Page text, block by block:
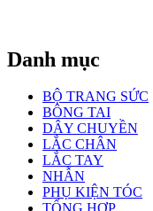
Danh mục
BỘ TRANG SỨC
BÔNG TAI
DÂY CHUYỀN
LẮC CHÂN
LẮC TAY
NHẪN
PHỤ KIỆN TÓC